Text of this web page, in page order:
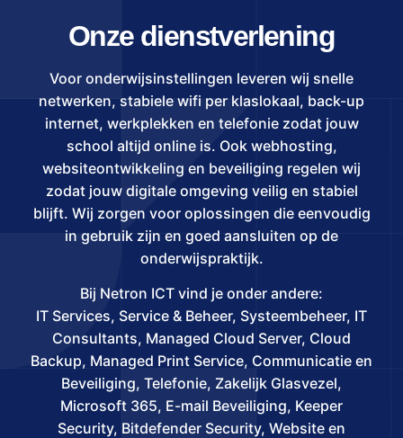
Onze dienstverlening
Voor onderwijsinstellingen leveren wij snelle
netwerken, stabiele wifi per klaslokaal, back-up
internet, werkplekken en telefonie zodat jouw
school altijd online is. Ook webhosting,
websiteontwikkeling en beveiliging regelen wij
zodat jouw digitale omgeving veilig en stabiel
blijft. Wij zorgen voor oplossingen die eenvoudig
in gebruik zijn en goed aansluiten op de
onderwijspraktijk.
Bij Netron ICT vind je onder andere:
IT Services, Service & Beheer, Systeembeheer, IT
Consultants, Managed Cloud Server, Cloud
Backup, Managed Print Service, Communicatie en
Beveiliging, Telefonie, Zakelijk Glasvezel,
Microsoft 365, E-mail Beveiliging, Keeper
Security, Bitdefender Security, Website en